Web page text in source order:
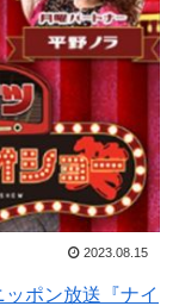
2023.08.15
ッポン放送『ナイ